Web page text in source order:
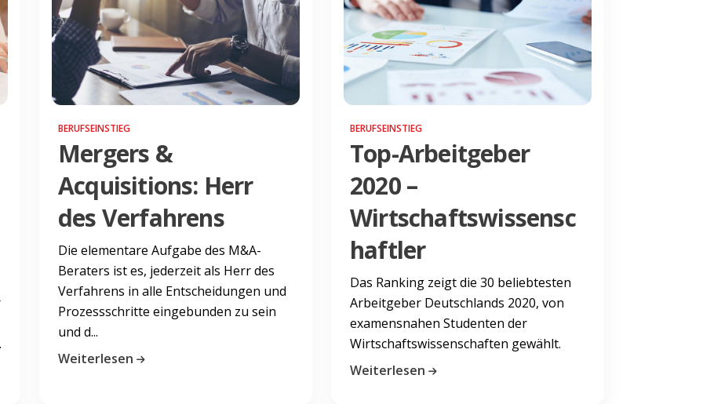
BERUFSEINSTIEG
Mergers &
Acquisitions: Herr
des Verfahrens
Die elementare Aufgabe des M&A-
Beraters ist es, jederzeit als Herr des
Verfahrens in alle Entscheidungen und
Prozessschritte eingebunden zu sein
und d...
Weiterlesen
BERUFSEINSTIEG
Top-Arbeitgeber
2020 –
Wirtschaftswissensc
haftler
Das Ranking zeigt die 30 beliebtesten
Arbeitgeber Deutschlands 2020, von
examensnahen Studenten der
Wirtschaftswissenschaften gewählt.
Weiterlesen